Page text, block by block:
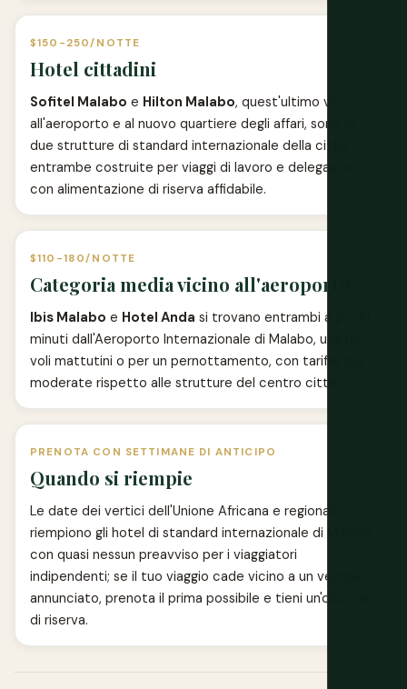
$150-250/NOTTE
Hotel cittadini
Sofitel Malabo e Hilton Malabo, quest'ultimo vicino
all'aeroporto e al nuovo quartiere degli affari, sono le
due strutture di standard internazionale della città,
entrambe costruite per viaggi di lavoro e delegazioni,
con alimentazione di riserva affidabile.
$110-180/NOTTE
Categoria media vicino all'aeroporto
Ibis Malabo e Hotel Anda si trovano entrambi a pochi
minuti dall'Aeroporto Internazionale di Malabo, utili per
voli mattutini o per un pernottamento, con tariffe più
moderate rispetto alle strutture del centro città.
PRENOTA CON SETTIMANE DI ANTICIPO
Quando si riempie
Le date dei vertici dell'Unione Africana e regionali
riempiono gli hotel di standard internazionale di Malabo
con quasi nessun preavviso per i viaggiatori
indipendenti; se il tuo viaggio cade vicino a un vertice
annunciato, prenota il prima possibile e tieni un'opzione
di riserva.